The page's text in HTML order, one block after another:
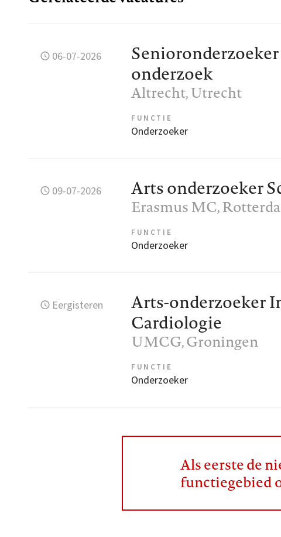
06-07-2026
onderzoek
Altrecht, Utrecht
FUNCTIE
Onderzoeker
09-07-2026 Arts onderzoeker
Erasmus MC,
FUNCTIE
Onderzoeker
Eergisteren
Arts-onderzoeker
Cardiologie
UMCG, Groningen
FUNCTIE
Onderzoeker
Als eerste de
functiegebied